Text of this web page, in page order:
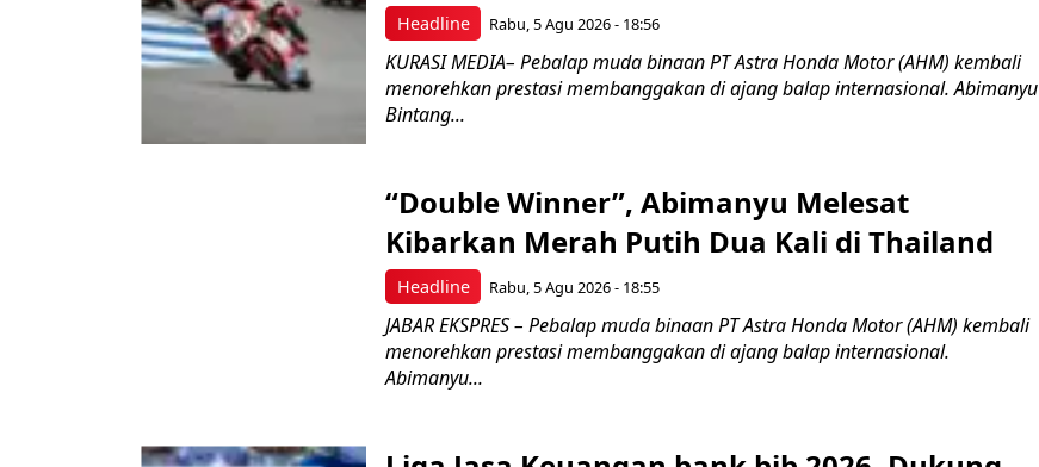
Headline Rabu, 5 Agu 2026 - 18:56
KURASI MEDIA– Pebalap muda binaan PT Astra Honda Motor (AHM) kembali
menorehkan prestasi membanggakan di ajang balap internasional. Abimanyu
Bintang...
Headline
“Double Winner”, Abimanyu Melesat
Kibarkan Merah Putih Dua Kali di Thailand
Rabu, 5 Agu 2026 - 18:55
JABAR EKSPRES – Pebalap muda binaan PT Astra Honda Motor (AHM) kembali
menorehkan prestasi membanggakan di ajang balap internasional.
Abimanyu...